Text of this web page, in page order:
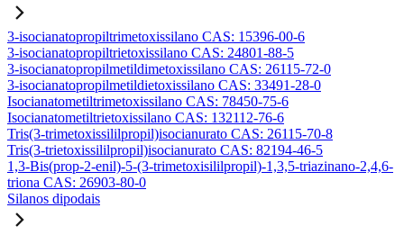
3-isocianatopropiltrimetoxissilano CAS: 15396-00-6
3-isocianatopropiltrietoxissilano CAS: 24801-88-5
3-isocianatopropilmetildimetoxissilano CAS: 26115-72-0
3-isocianatopropilmetildietoxissilano CAS: 33491-28-0
Isocianatometiltrimetoxissilano CAS: 78450-75-6
Isocianatometiltrietoxissilano CAS: 132112-76-6
Tris(3-trimetoxissililpropil)isocianurato CAS: 26115-70-8
Tris(3-trietoxissililpropil)isocianurato CAS: 82194-46-5
1,3-Bis(prop-2-enil)-5-(3-trimetoxisililpropil)-1,3,5-triazinano-2,4,6-
triona CAS: 26903-80-0
Silanos dipodais